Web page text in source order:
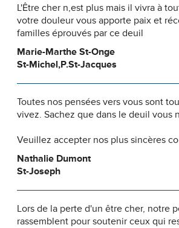
L'Être cher n,est plus mais il vivra à
votre douleur vous apporte paix et
familles éprouvés par ce deuil
Marie-Marthe St-Onge
St-Michel,P.St-Jacques
Toutes nos pensées vers vous sont
vivez. Sachez que dans le deuil vous
Veuillez accepter nos plus sincères
Nathalie Dumont
St-Joseph
Lors de la perte d'un être cher, notre
rassemblent pour soutenir ceux qui